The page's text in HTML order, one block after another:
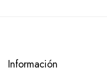
Información